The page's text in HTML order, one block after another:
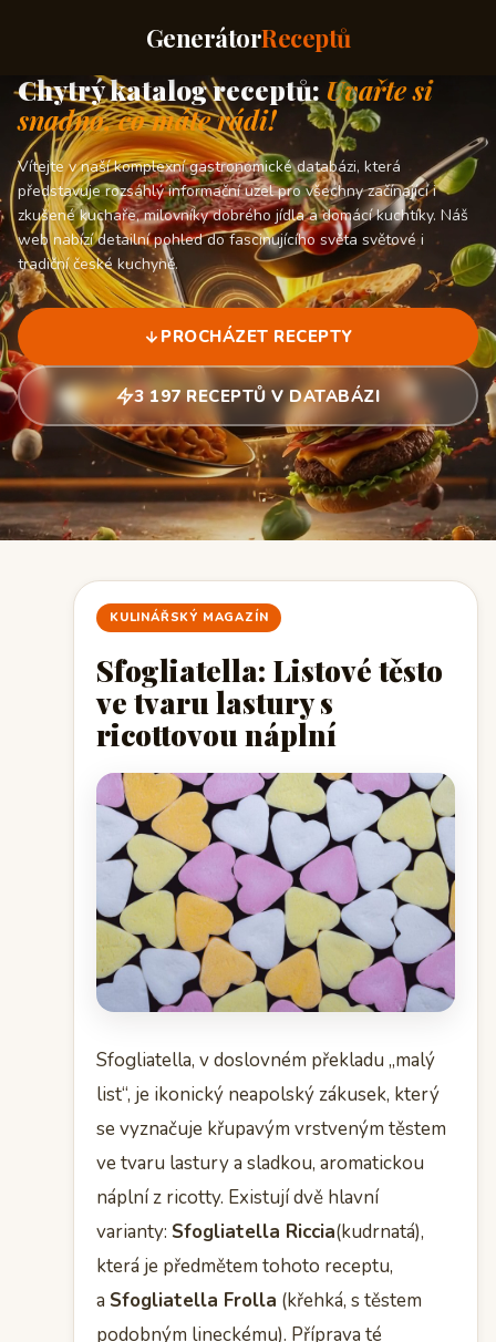
GenerátorReceptů
Chytrý katalog receptů: Uvařte si
snadno, co máte rádi!
Vítejte v naší komplexní gastronomické databázi, která
představuje rozsáhlý informační uzel pro všechny začínající i
zkušené kuchaře, milovníky dobrého jídla a domácí kuchtíky. Náš
web nabízí detailní pohled do fascinujícího světa světové i
tradiční české kuchyně.
PROCHÁZET RECEPTY
3 197 RECEPTŮ V DATABÁZI
KULINÁŘSKÝ MAGAZÍN
Sfogliatella: Listové těsto
ve tvaru lastury s
ricottovou náplní
Sfogliatella, v doslovném překladu „malý
list“, je ikonický neapolský zákusek, který
se vyznačuje křupavým vrstveným těstem
ve tvaru lastury a sladkou, aromatickou
náplní z ricotty. Existují dvě hlavní
varianty: Sfogliatella Riccia(kudrnatá),
která je předmětem tohoto receptu,
a Sfogliatella Frolla (křehká, s těstem
podobným lineckému). Příprava té